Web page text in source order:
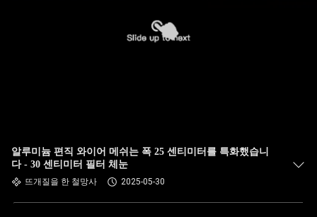
알루미늄 편직 와이어 메쉬는 폭 25 센티미터를 특화했습니
다 - 30 센티미터 필터 체눈
뜨개질을 한 철망사 2025-05-30